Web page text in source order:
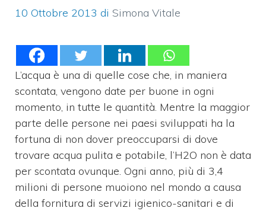
10 Ottobre 2013 di Simona Vitale
L’acqua è una di quelle cose che, in maniera
scontata, vengono date per buone in ogni
momento, in tutte le quantità. Mentre la maggior
parte delle persone nei paesi sviluppati ha la
fortuna di non dover preoccuparsi di dove
trovare acqua pulita e potabile, l’H2O non è data
per scontata ovunque. Ogni anno, più di 3,4
milioni di persone muoiono nel mondo a causa
della fornitura di servizi igienico-sanitari e di